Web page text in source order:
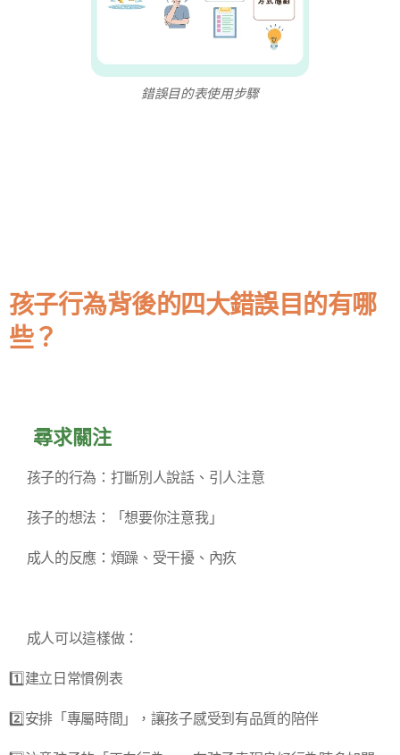
錯誤目的表使用步驟
孩子行為背後的四大錯誤目的有哪
些？
✅尋求關注
▪️孩子的行為：打斷別人說話、引人注意
▪️孩子的想法：「想要你注意我」
▪️成人的反應：煩躁、受干擾、內疚
➡️成人可以這樣做：
1️⃣建立日常慣例表
2️⃣安排「專屬時間」，讓孩子感受到有品質的陪伴